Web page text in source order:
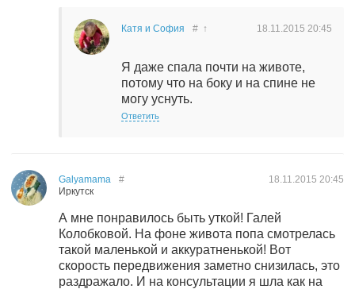
Катя и София 18.11.2015 20:45
# ↑
Я даже спала почти на животе,
потому что на боку и на спине не
могу уснуть.
Ответить
Galyamama
Иркутск
18.11.2015 20:45
#
А мне понравилось быть уткой! Галей
Колобковой. На фоне живота попа смотрелась
такой маленькой и аккуратненькой! Вот
скорость передвижения заметно снизилась, это
раздражало. И на консультации я шла как на